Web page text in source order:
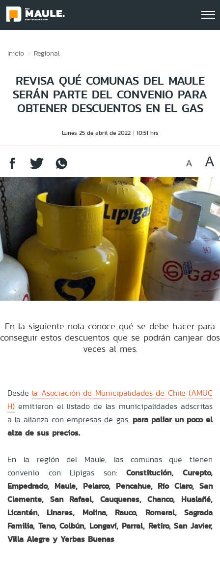
Inicio Regional
REVISA QUÉ COMUNAS DEL MAULE
SERÁN PARTE DEL CONVENIO PARA
OBTENER DESCUENTOS EN EL GAS
Lunes 25 de abril de 2022 10:51 hrs
En la siguiente nota conoce qué se debe hacer para
conseguir estos descuentos que se podrán canjear dos
veces al mes.
Desde la Asociación de Municipalidades de Chile (AMUC
H) emitieron el listado de las municipalidades adscritas
a la alianza con empresas de gas, para paliar un poco el
alza de sus precios.
En la región del Maule, las comunas que tienen
convenio con Lipigas son: Constitución, Curepto,
Empedrado, Maule, Pelarco, Pencahue, Río Claro, San
Clemente, San Rafael, Cauquenes, Chanco, Hualañé,
Licantén, Linares, Molina, Rauco, Romeral, Sagrada
Familia, Teno, Colbún, Longaví, Parral, Retiro, San Javier,
Villa Alegre y Yerbas Buenas